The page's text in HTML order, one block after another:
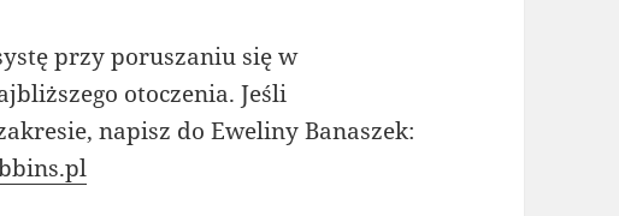
przy poruszaniu się w
otoczenia. Jeśli
napisz do Eweliny Banaszek: